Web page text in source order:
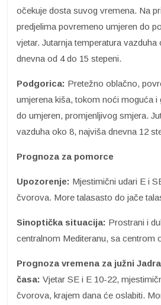
očekuje dosta suvog vremena. Na
predjelima povremeno umjeren do
vjetar. Jutarnja temperatura vazduha
dnevna od 4 do 15 stepeni.
Podgorica: Pretežno oblačno,
umjerena kiša, tokom noći moguća i
do umjeren, promjenljivog smjera.
vazduha oko 8, najviša dnevna 12
Prognoza za pomorce
Upozorenje: Mjestimični udari E i
čvorova. More talasasto do jače
Sinoptička situacija: Prostrani i
centralnom Mediteranu, sa centrom
Prognoza vremena za južni
časa: Vjetar SE i E 10-22,
čvorova, krajem dana će oslabiti.